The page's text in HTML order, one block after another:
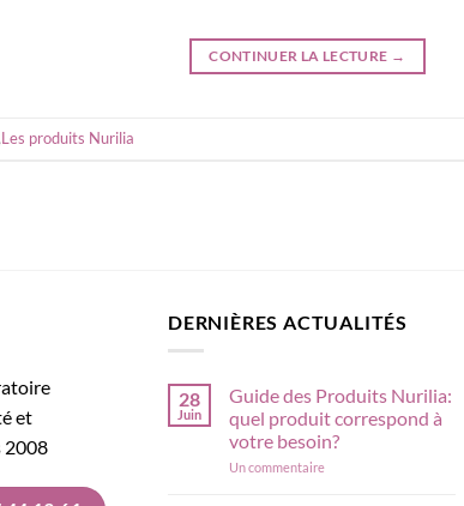
CONTINUER LA LECTURE →
Les produits Nurilia
et
2008
DERNIÈRES ACTUALITÉS
28
Juin
Guide des Produits Nurilia:
quel produit correspond à
votre besoin?
Un commentairesur